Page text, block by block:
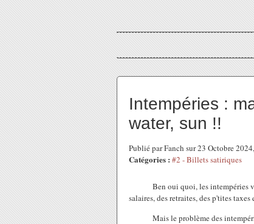
Intempéries :
water, sun !!
Publié par Fanch sur 23 Octobre
Catégories : #2 - Billets satiriques
Ben oui quoi, les intempéries
salaires, des retraites, des p'tites
Mais le problème des